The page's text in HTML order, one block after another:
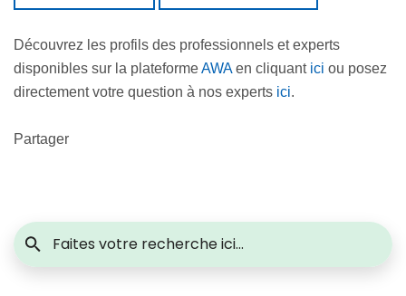
Découvrez les profils des professionnels et experts
disponibles sur la plateformeAWAen cliquant ici ou posez
directement votre question à nos experts ici.
Partager